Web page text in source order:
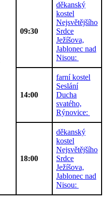
09:30
děkanský
kostel
Nejsvětějšího
Srdce
Ježíšova,
Jablonec nad
Nisou:
14:00
farní kostel
Seslání
Ducha
svatého,
Rýnovice:
18:00
děkanský
kostel
Nejsvětějšího
Srdce
Ježíšova,
Jablonec nad
Nisou: